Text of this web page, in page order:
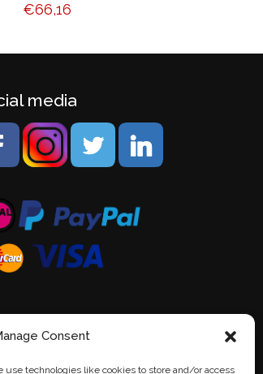
Consent
use technologies like cookies to store and/or access
€66,16
media